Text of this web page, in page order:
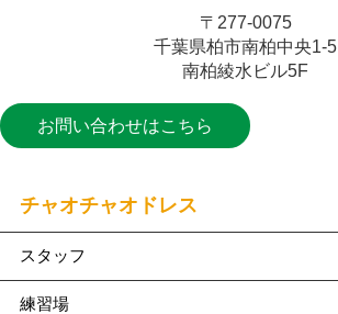
〒277-0075
千葉県柏市南柏中央1-5
南柏綾水ビル5F
お問い合わせはこちら
チャオチャオドレス
スタッフ
練習場